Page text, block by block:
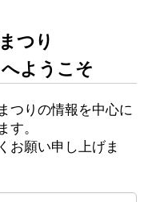
つり
ようこそ
つりの情報を中心に
す。
お願い申し上げま